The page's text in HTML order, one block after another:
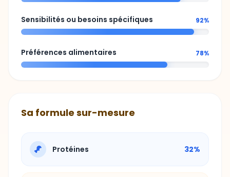
Sensibilités ou besoins spécifiques 92%
Préférences alimentaires 78%
Sa formule sur-mesure
Protéines 32%